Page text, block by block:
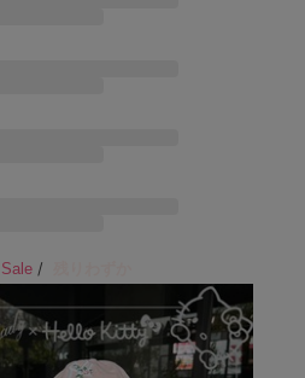
Sale/